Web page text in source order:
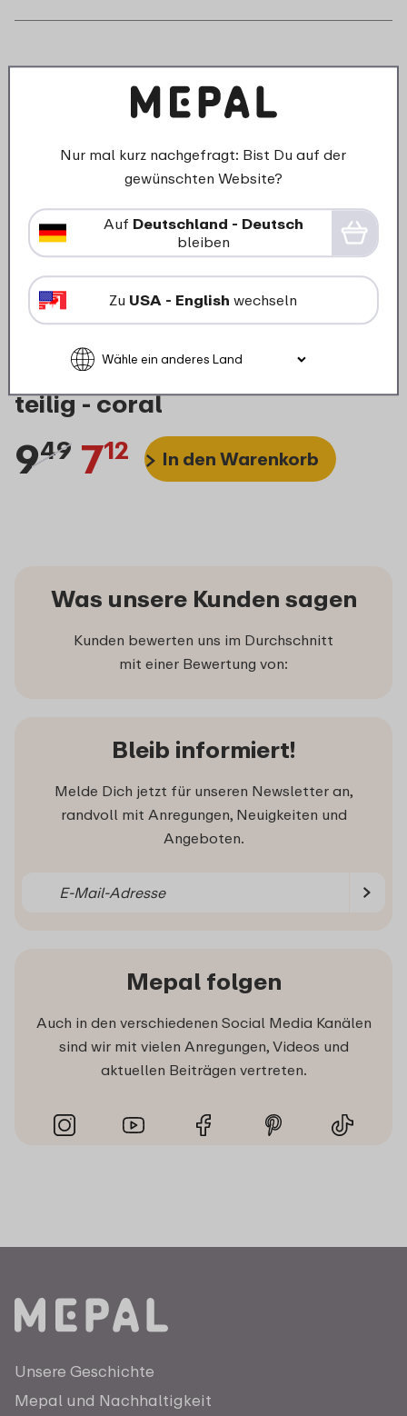
Salatbesteck Synthesis XL 2-
teilig - coral
949 712 In den Warenkorb
Was unsere Kunden sagen
Kunden bewerten uns im Durchschnitt
mit einer Bewertung von:
Bleib informiert!
Melde Dich jetzt für unseren Newsletter an,
randvoll mit Anregungen, Neuigkeiten und
Angeboten.
Mepal folgen
Auch in den verschiedenen Social Media Kanälen
sind wir mit vielen Anregungen, Videos und
aktuellen Beiträgen vertreten.
Unsere Geschichte
Mepal und Nachhaltigkeit
Nur mal kurz nachgefragt: Bist Du auf der
gewünschten Website?
Auf Deutschland - Deutsch
bleiben
Zu USA - English wechseln